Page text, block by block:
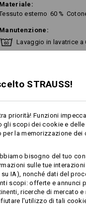
Materiale:
esterno 60 %
Manutenzione:
Lavaggio in lavatrice
capo
°C (lavaggio industriale).
di lavaggio di
Progetta
STRAUSS!
priorità! Funzioni
gli scopi dei cookie e
la memorizzazione dei
bisogno del tuo
sulle tue
IA), nonché dati del
scopi: offerte e annunci
ricerche di mercato e
l'utilizzo di tali